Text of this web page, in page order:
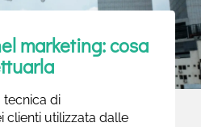
marketing: cosa
tecnica di
clienti utilizzata dalle